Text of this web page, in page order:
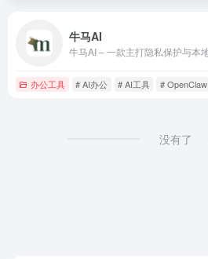
牛马AI
办公工具 # AI办公 # AI工具 # OpenClaw
没有了